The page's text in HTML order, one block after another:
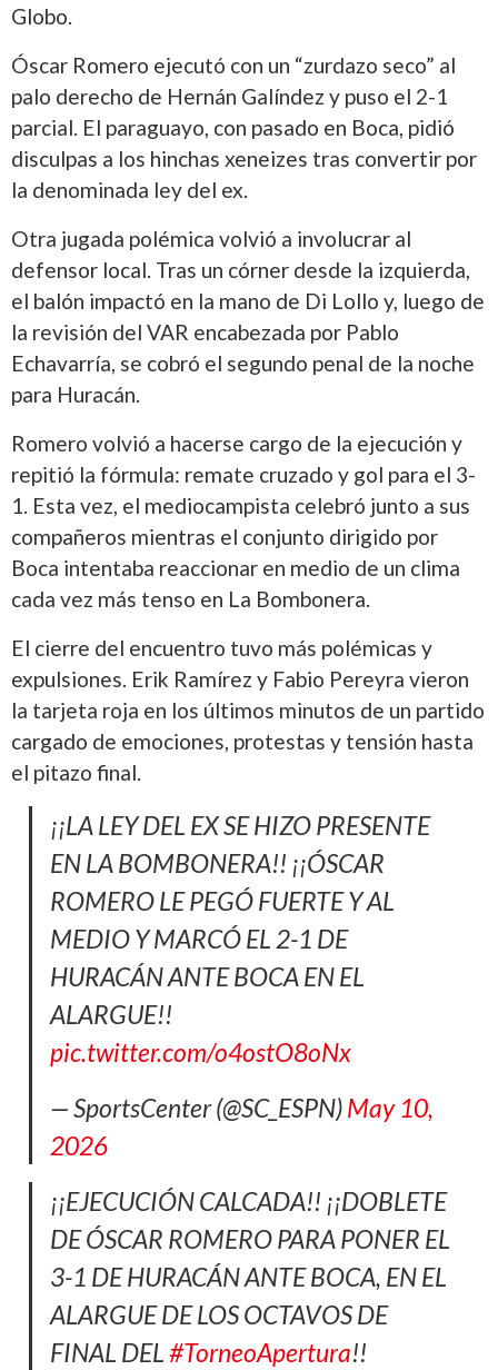
Globo.
Óscar Romero ejecutó con un “zurdazo seco” al
palo derecho de Hernán Galíndez y puso el 2-1
parcial. El paraguayo, con pasado en Boca, pidió
disculpas a los hinchas xeneizes tras convertir por
la denominada ley del ex.
Otra jugada polémica volvió a involucrar al
defensor local. Tras un córner desde la izquierda,
el balón impactó en la mano de Di Lollo y, luego de
la revisión del VAR encabezada por Pablo
Echavarría, se cobró el segundo penal de la noche
para Huracán.
Romero volvió a hacerse cargo de la ejecución y
repitió la fórmula: remate cruzado y gol para el 3-
1. Esta vez, el mediocampista celebró junto a sus
compañeros mientras el conjunto dirigido por
Boca intentaba reaccionar en medio de un clima
cada vez más tenso en La Bombonera.
El cierre del encuentro tuvo más polémicas y
expulsiones. Erik Ramírez y Fabio Pereyra vieron
la tarjeta roja en los últimos minutos de un partido
cargado de emociones, protestas y tensión hasta
el pitazo final.
¡¡LA LEY DEL EX SE HIZO PRESENTE
EN LA BOMBONERA!! ¡¡ÓSCAR
ROMERO LE PEGÓ FUERTE Y AL
MEDIO Y MARCÓ EL 2-1 DE
HURACÁN ANTE BOCA EN EL
ALARGUE!!
pic.twitter.com/o4ostO8oNx
— SportsCenter (@SC_ESPN)May 10,
2026
¡¡EJECUCIÓN CALCADA!! ¡¡DOBLETE
DE ÓSCAR ROMERO PARA PONER EL
3-1 DE HURACÁN ANTE BOCA, EN EL
ALARGUE DE LOS OCTAVOS DE
FINAL DEL#TorneoApertura!!